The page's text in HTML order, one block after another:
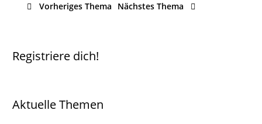
Vorheriges Thema
Nächstes Thema
Registriere dich!
Aktuelle Themen